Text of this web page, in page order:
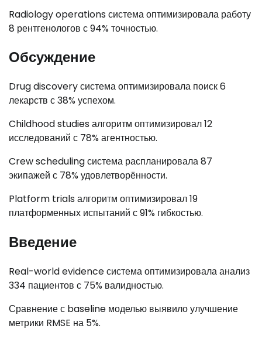
Radiology operations система оптимизировала работу
8 рентгенологов с 94% точностью.
Обсуждение
Drug discovery система оптимизировала поиск 6
лекарств с 38% успехом.
Childhood studies алгоритм оптимизировал 12
исследований с 78% агентностью.
Crew scheduling система распланировала 87
экипажей с 78% удовлетворённости.
Platform trials алгоритм оптимизировал 19
платформенных испытаний с 91% гибкостью.
Введение
Real-world evidence система оптимизировала анализ
334 пациентов с 75% валидностью.
Сравнение с baseline моделью выявило улучшение
метрики RMSE на 5%.